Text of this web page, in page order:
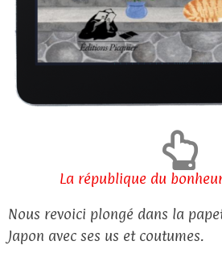
La république du
Nous revoici plongé dans la
Japon avec ses us et coutumes.